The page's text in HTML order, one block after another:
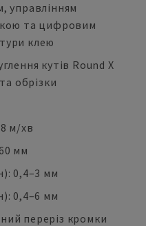
управлінням
та цифровим
клею
кутів Round X
обрізки
м/хв
мм
0,4–3 мм
0,4–6 мм
переріз кромки